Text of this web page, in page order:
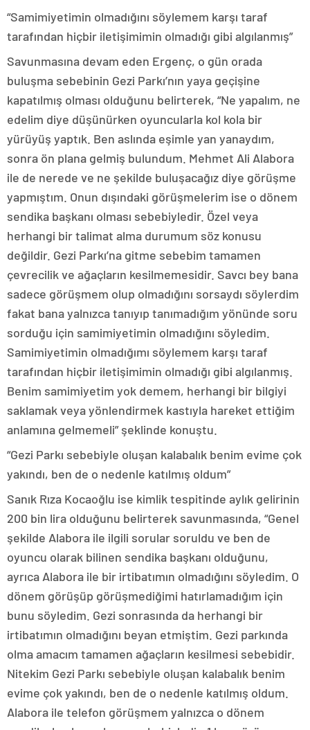
“Samimiyetimin olmadığını söylemem karşı taraf
tarafından hiçbir iletişimimin olmadığı gibi algılanmış”
Savunmasına devam eden Ergenç, o gün orada
buluşma sebebinin Gezi Parkı’nın yaya geçişine
kapatılmış olması olduğunu belirterek, “Ne yapalım, ne
edelim diye düşünürken oyuncularla kol kola bir
yürüyüş yaptık. Ben aslında eşimle yan yanaydım,
sonra ön plana gelmiş bulundum. Mehmet Ali Alabora
ile de nerede ve ne şekilde buluşacağız diye görüşme
yapmıştım. Onun dışındaki görüşmelerim ise o dönem
sendika başkanı olması sebebiyledir. Özel veya
herhangi bir talimat alma durumum söz konusu
değildir. Gezi Parkı’na gitme sebebim tamamen
çevrecilik ve ağaçların kesilmemesidir. Savcı bey bana
sadece görüşmem olup olmadığını sorsaydı söylerdim
fakat bana yalnızca tanıyıp tanımadığım yönünde soru
sorduğu için samimiyetimin olmadığını söyledim.
Samimiyetimin olmadığımı söylemem karşı taraf
tarafından hiçbir iletişimimin olmadığı gibi algılanmış.
Benim samimiyetim yok demem, herhangi bir bilgiyi
saklamak veya yönlendirmek kastıyla hareket ettiğim
anlamına gelmemeli” şeklinde konuştu.
“Gezi Parkı sebebiyle oluşan kalabalık benim evime çok
yakındı, ben de o nedenle katılmış oldum”
Sanık Rıza Kocaoğlu ise kimlik tespitinde aylık gelirinin
200 bin lira olduğunu belirterek savunmasında, “Genel
şekilde Alabora ile ilgili sorular soruldu ve ben de
oyuncu olarak bilinen sendika başkanı olduğunu,
ayrıca Alabora ile bir irtibatımın olmadığını söyledim. O
dönem görüşüp görüşmediğimi hatırlamadığım için
bunu söyledim. Gezi sonrasında da herhangi bir
irtibatımın olmadığını beyan etmiştim. Gezi parkında
olma amacım tamamen ağaçların kesilmesi sebebidir.
Nitekim Gezi Parkı sebebiyle oluşan kalabalık benim
evime çok yakındı, ben de o nedenle katılmış oldum.
Alabora ile telefon görüşmem yalnızca o dönem